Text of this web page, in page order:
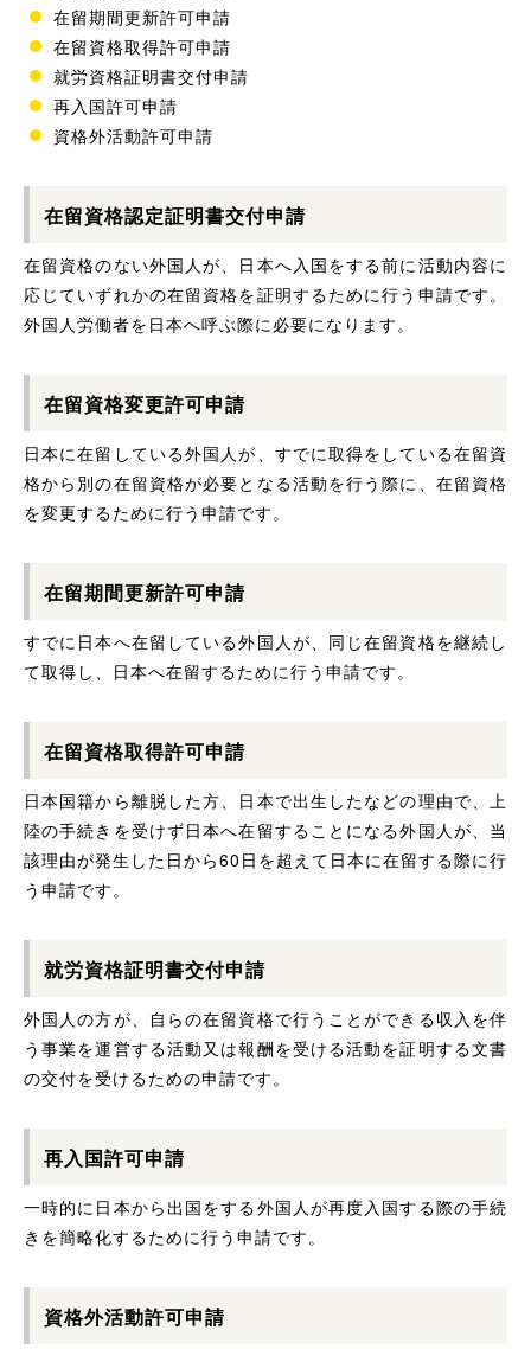
在留期間更新許可申請
在留資格取得許可申請
就労資格証明書交付申請
再入国許可申請
資格外活動許可申請
在留資格認定証明書交付申請
在留資格のない外国人が、日本へ入国をする前に活動内容に
応じていずれかの在留資格を証明するために行う申請です。
外国人労働者を日本へ呼ぶ際に必要になります。
在留資格変更許可申請
日本に在留している外国人が、すでに取得をしている在留資
格から別の在留資格が必要となる活動を行う際に、在留資格
を変更するために行う申請です。
在留期間更新許可申請
すでに日本へ在留している外国人が、同じ在留資格を継続し
て取得し、日本へ在留するために行う申請です。
在留資格取得許可申請
日本国籍から離脱した方、日本で出生したなどの理由で、上
陸の手続きを受けず日本へ在留することになる外国人が、当
該理由が発生した日から60日を超えて日本に在留する際に行
う申請です。
就労資格証明書交付申請
外国人の方が、自らの在留資格で行うことができる収入を伴
う事業を運営する活動又は報酬を受ける活動を証明する文書
の交付を受けるための申請です。
再入国許可申請
一時的に日本から出国をする外国人が再度入国する際の手続
きを簡略化するために行う申請です。
資格外活動許可申請